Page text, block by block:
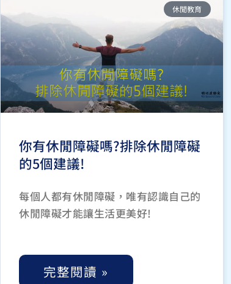
休閒教育
你有休閒障礙嗎?排除休閒障礙
的5個建議!
每個人都有休閒障礙，唯有認識自己的
休閒障礙才能讓生活更美好!
完整閱讀 »